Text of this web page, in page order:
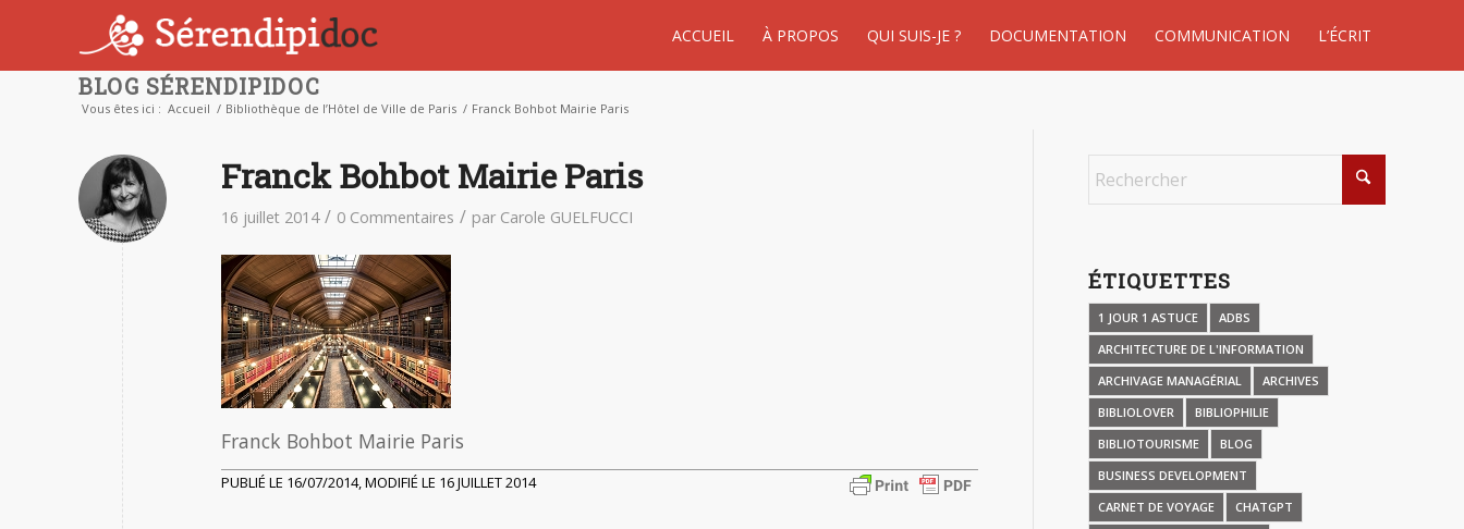
ACCUEIL À PROPOS QUI SUIS-JE ? DOCUMENTATION COMMUNICATION L’ÉCRIT
BLOG SÉRENDIPIDOC
Vous êtes ici : Accueil / Bibliothèque de l’Hôtel de Ville de Paris / Franck Bohbot Mairie Paris
Franck Bohbot Mairie Paris
16 juillet 2014 / 0 Commentaires / par Carole GUELFUCCI
Franck Bohbot Mairie Paris
PUBLIÉ LE 16/07/2014, MODIFIÉ LE 16 JUILLET 2014
ÉTIQUETTES
1 JOUR 1 ASTUCE
ADBS
ARCHITECTURE DE L'INFORMATION
ARCHIVAGE MANAGÉRIAL
ARCHIVES
BIBLIOLOVER
BIBLIOPHILIE
BIBLIOTOURISME
BLOG
BUSINESS DEVELOPMENT
CARNET DE VOYAGE
CHATGPT